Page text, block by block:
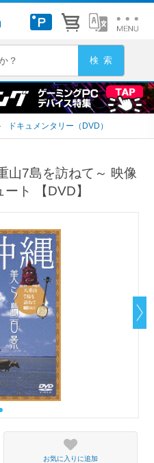
ドキュメンタリー（DVD）
山7島を訪ねて～ 映像
ト 【DVD】
お気に入りに追加